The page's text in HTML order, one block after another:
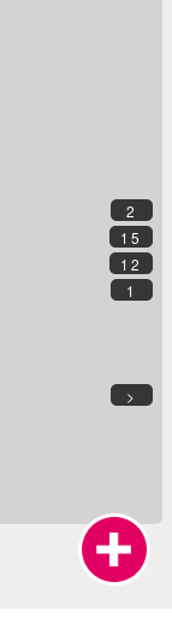
2
15
12
1
>